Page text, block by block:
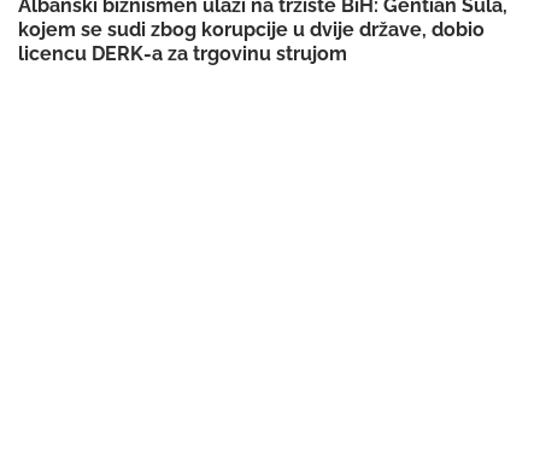
Albanski biznismen ulazi na tržište BiH: Gentian Sula,
kojem se sudi zbog korupcije u dvije države, dobio
licencu DERK-a za trgovinu strujom